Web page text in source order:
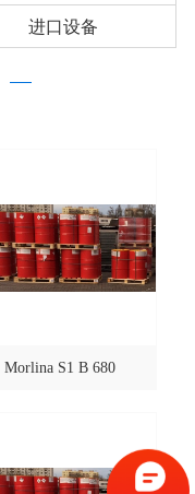
进口设备
Morlina S1 B 680